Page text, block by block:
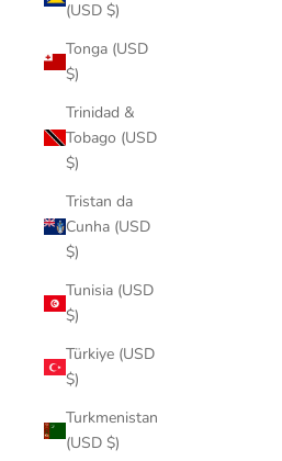
(USD $)
Tonga (USD
$)
Trinidad &
Tobago (USD
$)
Tristan da
Cunha (USD
$)
Tunisia (USD
$)
Türkiye (USD
$)
Turkmenistan
(USD $)